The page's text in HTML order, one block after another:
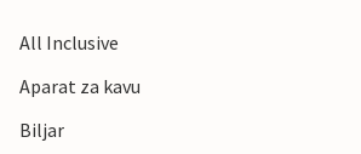
All Inclusive
Aparat za kavu
Biljar